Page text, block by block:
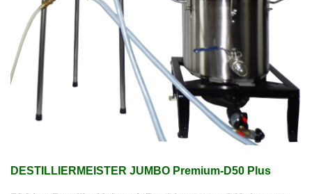
DESTILLIERMEISTER JUMBO Premium-D50 Plus